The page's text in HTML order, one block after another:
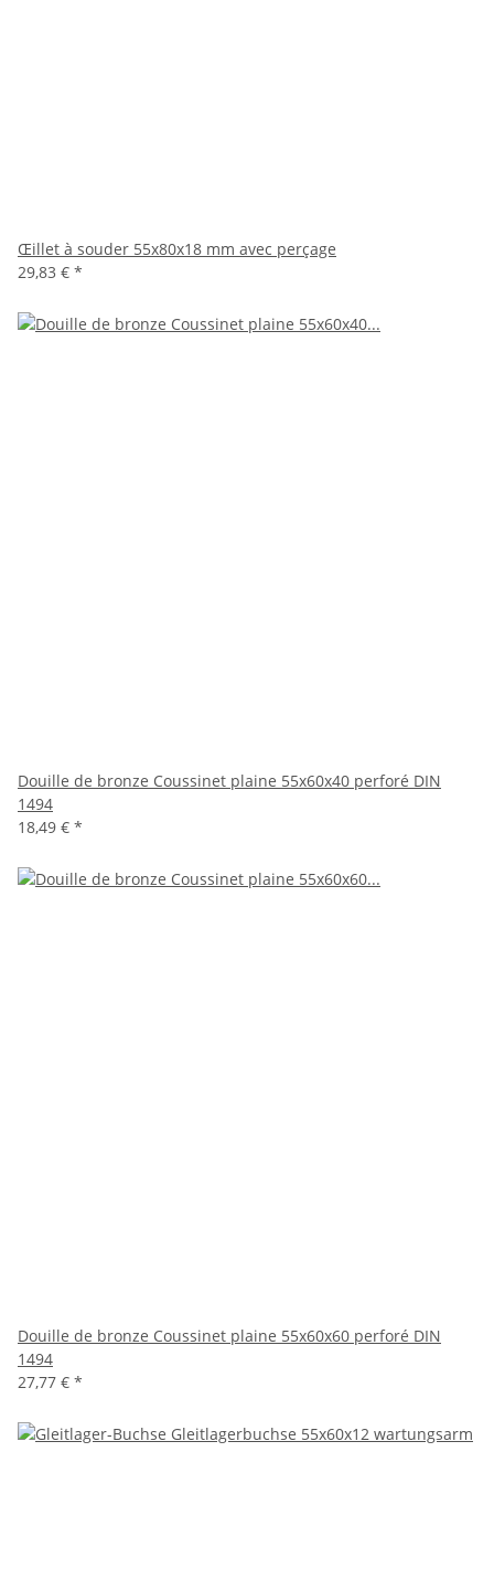
Œillet à souder 55x80x18 mm avec perçage
29,83 € *
Douille de bronze Coussinet plaine 55x60x40 perforé DIN
1494
18,49 € *
Douille de bronze Coussinet plaine 55x60x60 perforé DIN
1494
27,77 € *